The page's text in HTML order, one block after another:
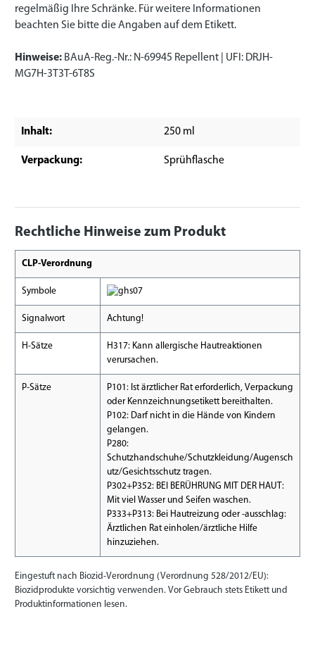
regelmäßig Ihre Schränke. Für weitere Informationen
beachten Sie bitte die Angaben auf dem Etikett.
Hinweise: BAuA-Reg.-Nr.: N-69945 Repellent | UFI: DRJH-
MG7H-3T3T-6T8S
Inhalt: 250 ml
Verpackung: Sprühflasche
Rechtliche Hinweise zum Produkt
CLP-Verordnung
Symbole
Signalwort Achtung!
H-Sätze
H317: Kann allergische Hautreaktionen
verursachen.
P-Sätze
P101: Ist ärztlicher Rat erforderlich, Verpackung
oder Kennzeichnungsetikett bereithalten.
P102: Darf nicht in die Hände von Kindern
gelangen.
P280:
Schutzhandschuhe/Schutzkleidung/Augensch
utz/Gesichtsschutz tragen.
P302+P352: BEI BERÜHRUNG MIT DER HAUT:
Mit viel Wasser und Seifen waschen.
P333+P313: Bei Hautreizung oder -ausschlag:
Ärztlichen Rat einholen/ärztliche Hilfe
hinzuziehen.
Eingestuft nach Biozid-Verordnung (Verordnung 528/2012/EU):
Biozidprodukte vorsichtig verwenden. Vor Gebrauch stets Etikett und
Produktinformationen lesen.